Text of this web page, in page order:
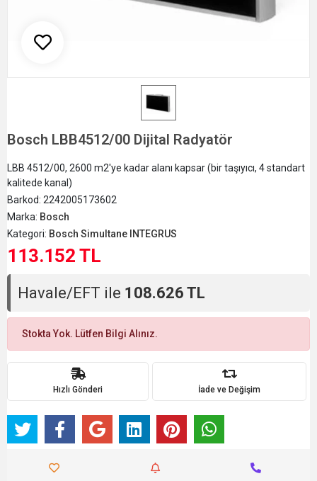
Bosch LBB4512/00 Dijital Radyatör
LBB 4512/00, 2600 m2'ye kadar alanı kapsar (bir taşıyıcı, 4 standart
kalitede kanal)
Barkod: 2242005173602
Marka: Bosch
Kategori: Bosch Simultane INTEGRUS
113.152 TL
Havale/EFT ile 108.626 TL
Stokta Yok. Lütfen Bilgi Alınız.
Hızlı Gönderi İade ve Değişim